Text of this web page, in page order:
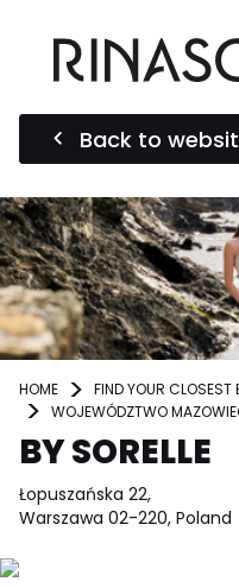
Back to
HOME FIND YOUR CLOSEST
WOJEWÓDZTWO
BY SORELLE
Łopuszańska 22,
Warszawa 02-220, Poland